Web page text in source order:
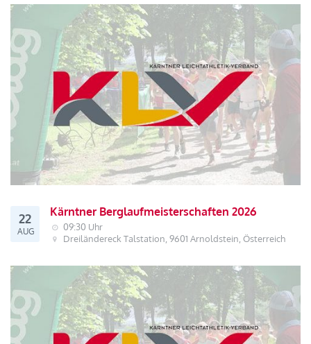
22
AUG
Kärntner Berglaufmeisterschaften 2026
09:30 Uhr
Dreiländereck Talstation, 9601 Arnoldstein, Österreich